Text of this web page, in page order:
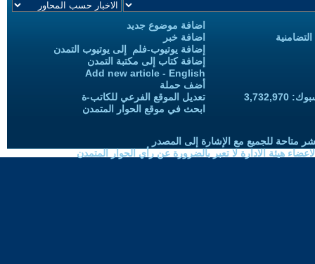
اضافة موضوع جديد
اضافة خبر
إضافة يوتيوب-فلم إلى يوتيوب التمدن
إضافة كتاب إلى مكتبة التمدن
Add new article - English
أضف حملة
تعديل الموقع الفرعي للكاتب-ة
ابحث في موقع الحوار المتمدن
متاحة للجميع مع الإشارة إلى المصدر
هيئة الادارة لا تعبر بالضرورة عن رأي الحوار المتمدن